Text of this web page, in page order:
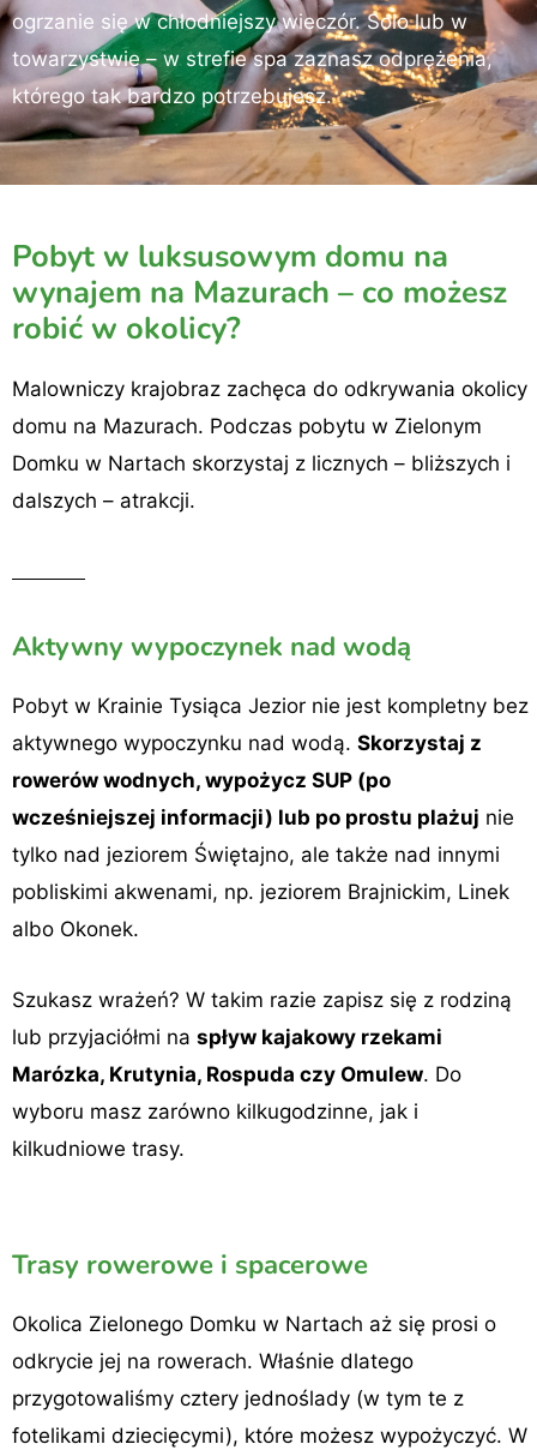
ogrzanie się w chłodniejszy wieczór. Solo lub w
towarzystwie – w strefie spa zaznasz odprężenia,
którego tak bardzo potrzebujesz.
Pobyt w luksusowym domu na
wynajem na Mazurach – co możesz
robić w okolicy?
Malowniczy krajobraz zachęca do odkrywania okolicy
domu na Mazurach. Podczas pobytu w Zielonym
Domku w Nartach skorzystaj z licznych – bliższych i
dalszych – atrakcji.
Aktywny wypoczynek nad wodą
Pobyt w Krainie Tysiąca Jezior nie jest kompletny bez
aktywnego wypoczynku nad wodą. Skorzystaj z
rowerów wodnych, wypożycz SUP (po
wcześniejszej informacji) lub po prostu plażuj nie
tylko nad jeziorem Świętajno, ale także nad innymi
pobliskimi akwenami, np. jeziorem Brajnickim, Linek
albo Okonek.
Szukasz wrażeń? W takim razie zapisz się z rodziną
lub przyjaciółmi na spływ kajakowy rzekami
Marózka, Krutynia, Rospuda czy Omulew. Do
wyboru masz zarówno kilkugodzinne, jak i
kilkudniowe trasy.
Trasy rowerowe i spacerowe
Okolica Zielonego Domku w Nartach aż się prosi o
odkrycie jej na rowerach. Właśnie dlatego
przygotowaliśmy cztery jednoślady (w tym te z
fotelikami dziecięcymi), które możesz wypożyczyć. W